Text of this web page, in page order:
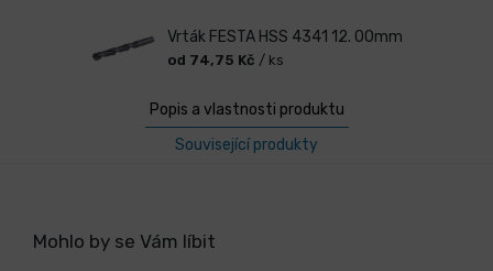
Vrták FESTA HSS 4341 12. 00mm
od 74,75 Kč / ks
Popis a vlastnosti produktu
Související produkty
Mohlo by se Vám líbit